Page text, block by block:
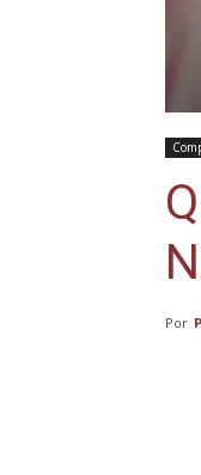
Por